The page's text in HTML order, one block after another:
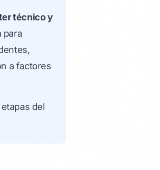
técnico y
para
a factores
del